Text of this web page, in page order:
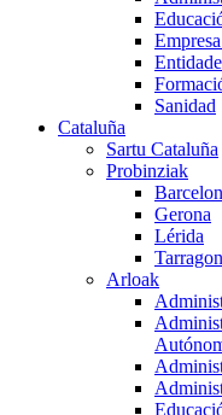
Sanidad
Cataluña
Sartu Cataluña
Probinziak
Gerona
Lérida
Arloak